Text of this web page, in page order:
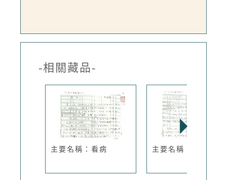
-相關藏品-
主要名稱：看病 主要名稱：詩與政治